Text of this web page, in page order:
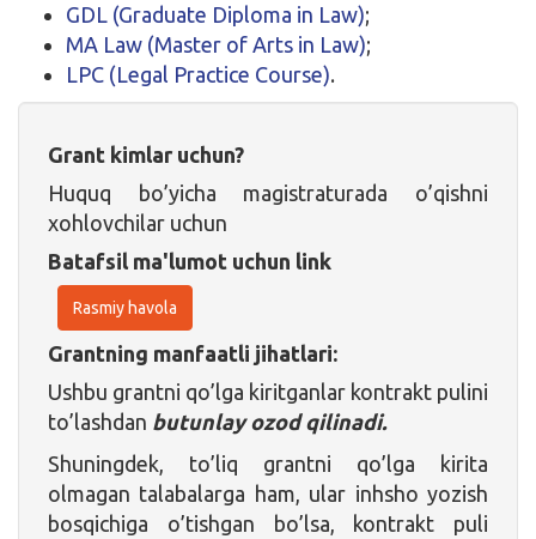
GDL (Graduate Diploma in Law);
MA Law (Master of Arts in Law);
LPC (Legal Practice Course).
Grant kimlar uchun?
Huquq bo’yicha magistraturada o’qishni
xohlovchilar uchun
Batafsil ma'lumot uchun link
Rasmiy havola
Grantning manfaatli jihatlari:
Ushbu grantni qo’lga kiritganlar kontrakt pulini
to’lashdan butunlay ozod qilinadi.
Shuningdek, to’liq grantni qo’lga kirita
olmagan talabalarga ham, ular inhsho yozish
bosqichiga o’tishgan bo’lsa, kontrakt puli